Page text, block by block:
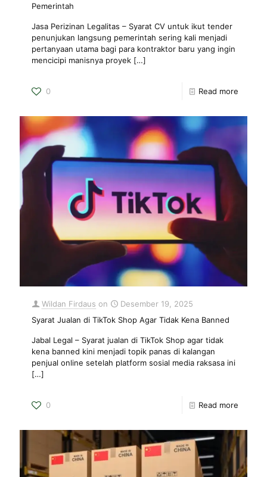
Pemerintah
Jasa Perizinan Legalitas – Syarat CV untuk ikut tender
penunjukan langsung pemerintah sering kali menjadi
pertanyaan utama bagi para kontraktor baru yang ingin
mencicipi manisnya proyek […]
0 Read more
Wildan Firdaus on
Desember 19, 2025
Syarat Jualan di TikTok Shop Agar Tidak Kena Banned
Jabal Legal – Syarat jualan di TikTok Shop agar tidak
kena banned kini menjadi topik panas di kalangan
penjual online setelah platform sosial media raksasa ini
[…]
0 Read more